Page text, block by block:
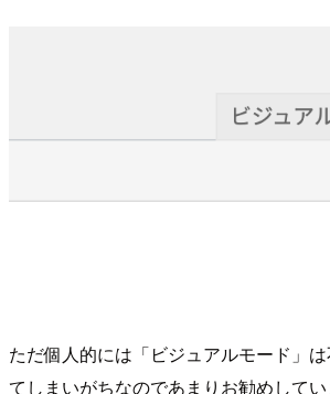
ただ個人的には「ビジュアルモード」
てしまいがちなのであまりお勧めして